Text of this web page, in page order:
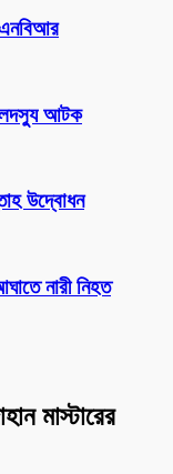
আটক
উদ্বোধন
নারী নিহত
মাস্টারের